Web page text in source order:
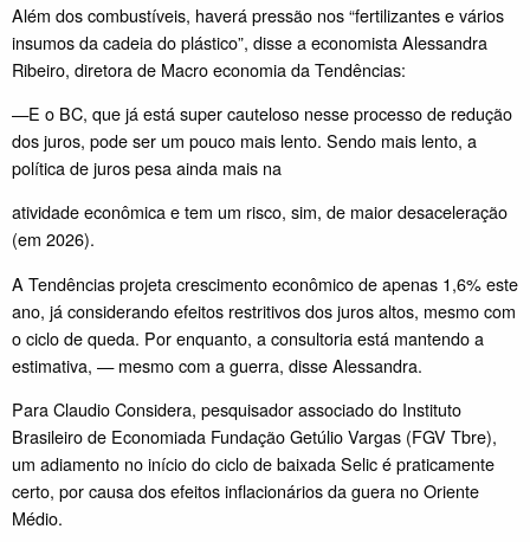
Além dos combustíveis, haverá pressão nos “fertilizantes e vários
insumos da cadeia do plástico”, disse a economista Alessandra
Ribeiro, diretora de Macro economia da Tendências:
—E o BC, que já está super cauteloso nesse processo de redução
dos juros, pode ser um pouco mais lento. Sendo mais lento, a
política de juros pesa ainda mais na
atividade econômica e tem um risco, sim, de maior desaceleração
(em 2026).
A Tendências projeta crescimento econômico de apenas 1,6% este
ano, já considerando efeitos restritivos dos juros altos, mesmo com
o ciclo de queda. Por enquanto, a consultoria está mantendo a
estimativa, — mesmo com a guerra, disse Alessandra.
Para Claudio Considera, pesquisador associado do Instituto
Brasileiro de Economiada Fundação Getúlio Vargas (FGV Tbre),
um adiamento no início do ciclo de baixada Selic é praticamente
certo, por causa dos efeitos inflacionários da guera no Oriente
Médio.